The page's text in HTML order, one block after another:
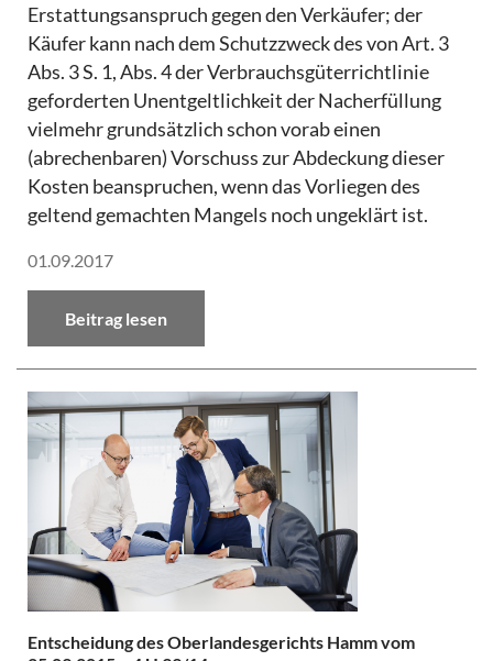
Erstattungsanspruch gegen den Verkäufer; der
Käufer kann nach dem Schutzzweck des von Art. 3
Abs. 3 S. 1, Abs. 4 der Verbrauchsgüterrichtlinie
geforderten Unentgeltlichkeit der Nacherfüllung
vielmehr grundsätzlich schon vorab einen
(abrechenbaren) Vorschuss zur Abdeckung dieser
Kosten beanspruchen, wenn das Vorliegen des
geltend gemachten Mangels noch ungeklärt ist.
01.09.2017
Beitrag lesen
Entscheidung des Oberlandesgerichts Hamm vom